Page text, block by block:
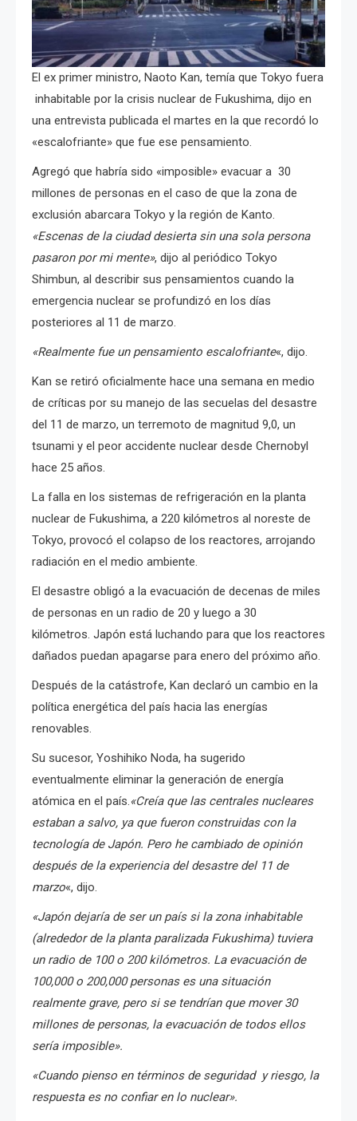
El ex primer ministro, Naoto Kan, temía que Tokyo fuera
inhabitable por la crisis nuclear de Fukushima, dijo en
una entrevista publicada el martes en la que recordó lo
«escalofriante» que fue ese pensamiento.
Agregó que habría sido «imposible» evacuar a 30
millones de personas en el caso de que la zona de
exclusión abarcara Tokyo y la región de Kanto.
«Escenas de la ciudad desierta sin una sola persona
pasaron por mi mente», dijo al periódico Tokyo
Shimbun, al describir sus pensamientos cuando la
emergencia nuclear se profundizó en los días
posteriores al 11 de marzo.
«Realmente fue un pensamiento escalofriante«, dijo.
Kan se retiró oficialmente hace una semana en medio
de críticas por su manejo de las secuelas del desastre
del 11 de marzo, un terremoto de magnitud 9,0, un
tsunami y el peor accidente nuclear desde Chernobyl
hace 25 años.
La falla en los sistemas de refrigeración en la planta
nuclear de Fukushima, a 220 kilómetros al noreste de
Tokyo, provocó el colapso de los reactores, arrojando
radiación en el medio ambiente.
El desastre obligó a la evacuación de decenas de miles
de personas en un radio de 20 y luego a 30
kilómetros. Japón está luchando para que los reactores
dañados puedan apagarse para enero del próximo año.
Después de la catástrofe, Kan declaró un cambio en la
política energética del país hacia las energías
renovables.
Su sucesor, Yoshihiko Noda, ha sugerido
eventualmente eliminar la generación de energía
atómica en el país.«Creía que las centrales nucleares
estaban a salvo, ya que fueron construidas con la
tecnología de Japón. Pero he cambiado de opinión
después de la experiencia del desastre del 11 de
marzo«, dijo.
«Japón dejaría de ser un país si la zona inhabitable
(alrededor de la planta paralizada Fukushima) tuviera
un radio de 100 o 200 kilómetros. La evacuación de
100,000 o 200,000 personas es una situación
realmente grave, pero si se tendrían que mover 30
millones de personas, la evacuación de todos ellos
sería imposible».
«Cuando pienso en términos de seguridad y riesgo, la
respuesta es no confiar en lo nuclear».